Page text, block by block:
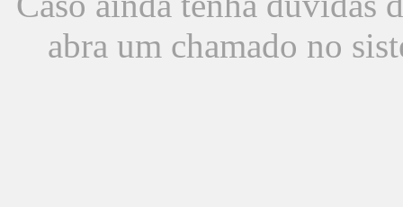
abra um chamado no